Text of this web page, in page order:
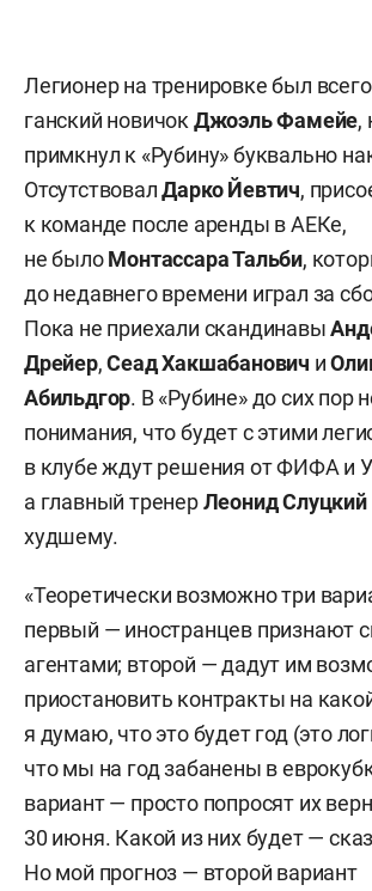
Легионер на тренировке был
ганский новичок Джоэль Фамейе,
примкнул к «Рубину» буквально
ОтсутствовалДарко Йевтич,
к команде после аренды в АЕКе,
не былоМонтассара Тальби,
до недавнего времени играл за
Пока не приехали скандинавы
Дрейер,Сеад Хакшабанович и
Абильдгор. В «Рубине» до сих пор
понимания, что будет с этими
в клубе ждут решения от ФИФА и
а главный тренерЛеонид Слуцкий
худшему.
«Теоретически возможно три
первый — иностранцев признают
агентами; второй — дадут им
приостановить контракты на
я думаю, что это будет год (это
что мы на год забанены в
вариант — просто попросят их
30 июня. Какой из них будет —
Но мой прогноз — второй вариант